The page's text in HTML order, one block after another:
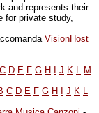
and represents their
for private study,
VisionHost
C D E F G H J K L M
C D E F G H J K L